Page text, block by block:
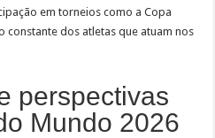
em torneios como a Copa
constante dos atletas que atuam nos
perspectivas
Mundo 2026